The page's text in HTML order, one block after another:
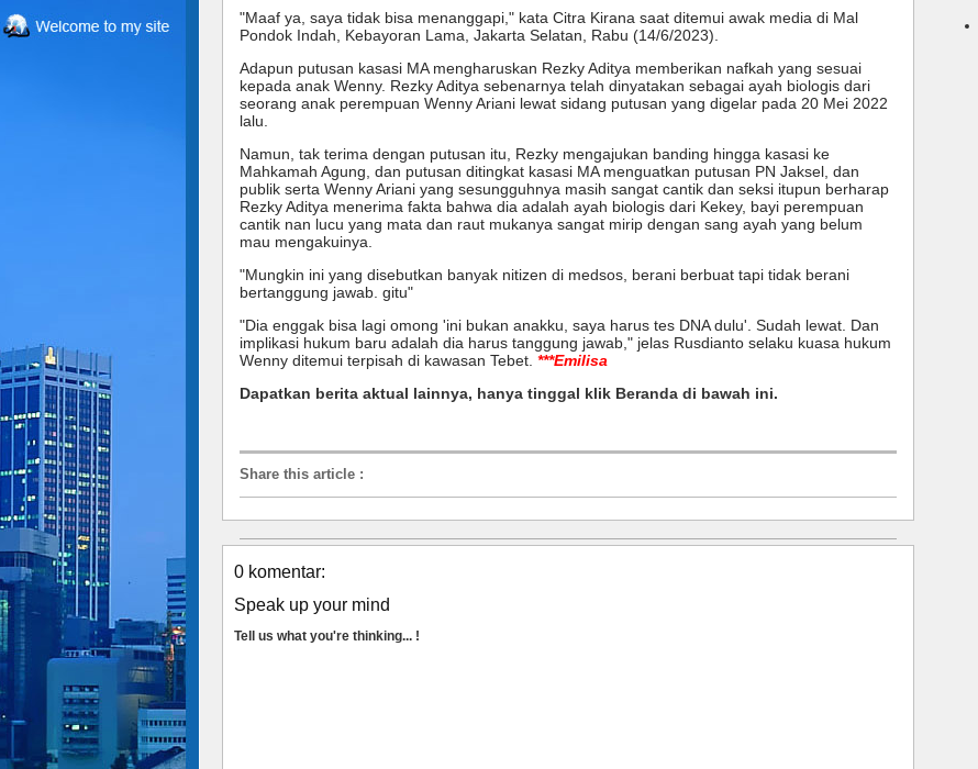
"Maaf ya, saya tidak bisa menanggapi," kata Citra Kirana saat ditemui awak media di Mal
Pondok Indah, Kebayoran Lama, Jakarta Selatan, Rabu (14/6/2023).
Adapun putusan kasasi MA mengharuskan Rezky Aditya memberikan nafkah yang sesuai
kepada anak Wenny. Rezky Aditya sebenarnya telah dinyatakan sebagai ayah biologis dari
seorang anak perempuan Wenny Ariani lewat sidang putusan yang digelar pada 20 Mei 2022
lalu.
Namun, tak terima dengan putusan itu, Rezky mengajukan banding hingga kasasi ke
Mahkamah Agung, dan putusan ditingkat kasasi MA menguatkan putusan PN Jaksel, dan
publik serta Wenny Ariani yang sesungguhnya masih sangat cantik dan seksi itupun berharap
Rezky Aditya menerima fakta bahwa dia adalah ayah biologis dari Kekey, bayi perempuan
cantik nan lucu yang mata dan raut mukanya sangat mirip dengan sang ayah yang belum
mau mengakuinya.
"Mungkin ini yang disebutkan banyak nitizen di medsos, berani berbuat tapi tidak berani
bertanggung jawab. gitu"
"Dia enggak bisa lagi omong 'ini bukan anakku, saya harus tes DNA dulu'. Sudah lewat. Dan
implikasi hukum baru adalah dia harus tanggung jawab," jelas Rusdianto selaku kuasa hukum
Wenny ditemui terpisah di kawasan Tebet. ***Emilisa
Dapatkan berita aktual lainnya, hanya tinggal klik Beranda di bawah ini.
Share this article :
0 komentar:
Speak up your mind
Tell us what you're thinking... !